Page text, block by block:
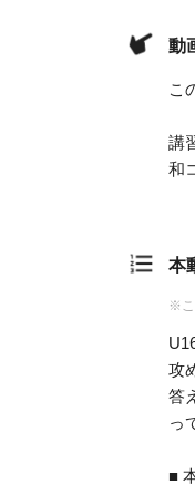
動
こ
講
和
本
※こ
攻
答
っ
■